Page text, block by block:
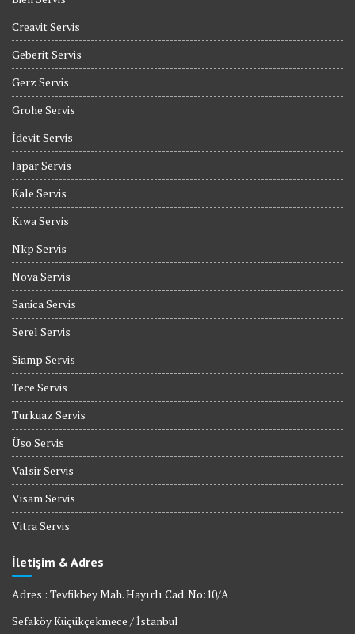
Creavit Servis
Geberit Servis
Gerz Servis
Grohe Servis
İdevit Servis
Japar Servis
Kale Servis
Kıwa Servis
Nkp Servis
Nova Servis
Sanica Servis
Serel Servis
Siamp Servis
Tece Servis
Turkuaz Servis
Üso Servis
Valsir Servis
Visam Servis
Vitra Servis
İletişim & Adres
Adres : Tevfikbey Mah. Hayırlı Cad. No:10/A
Sefaköy Küçükçekmece / İstanbul